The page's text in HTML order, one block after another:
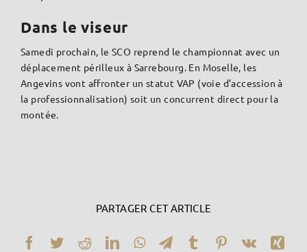
Dans le viseur
Samedi prochain, le SCO reprend le championnat avec un
déplacement périlleux à Sarrebourg. En Moselle, les
Angevins vont affronter un statut VAP (voie d’accession à
la professionnalisation) soit un concurrent direct pour la
montée.
PARTAGER CET ARTICLE
Facebook
TwitterRedditLinkedInWhatsAppTelegram
TumblrPinterest
Vk